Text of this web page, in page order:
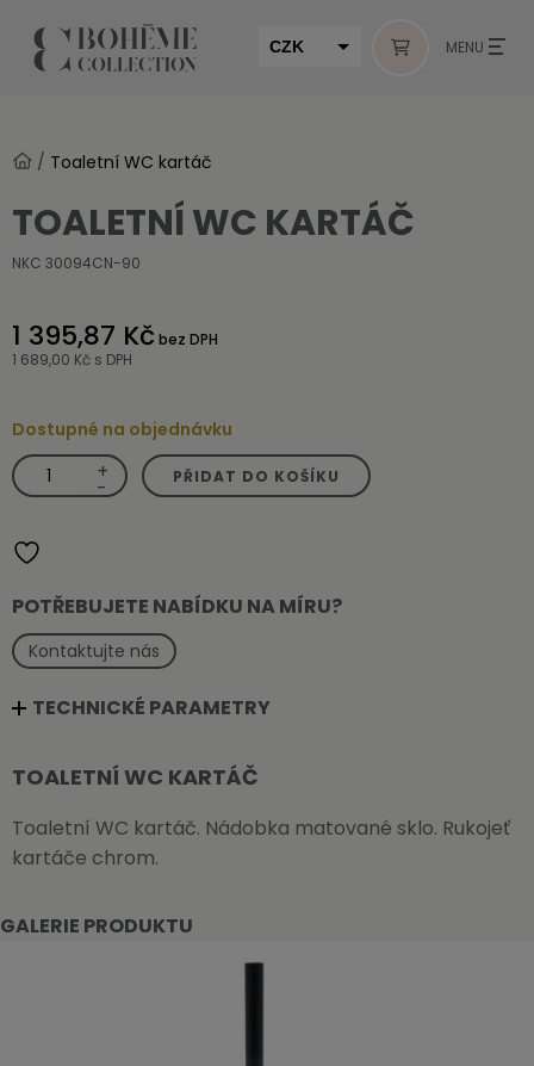
CZK MENU
/ Toaletní WC kartáč
GALERIE PRODUKTU
TOALETNÍ WC KARTÁČ
NKC 30094CN-90
1 395,87 Kč bez DPH
1 689,00 Kč s DPH
Dostupné na objednávku
Toaletní
WC
kartáč
+
- PŘIDAT DO KOŠÍKU
POTŘEBUJETE NABÍDKU NA MÍRU?
Kontaktujte nás
TECHNICKÉ PARAMETRY
TOALETNÍ WC KARTÁČ
Toaletní WC kartáč. Nádobka matované sklo. Rukojeť
kartáče chrom.